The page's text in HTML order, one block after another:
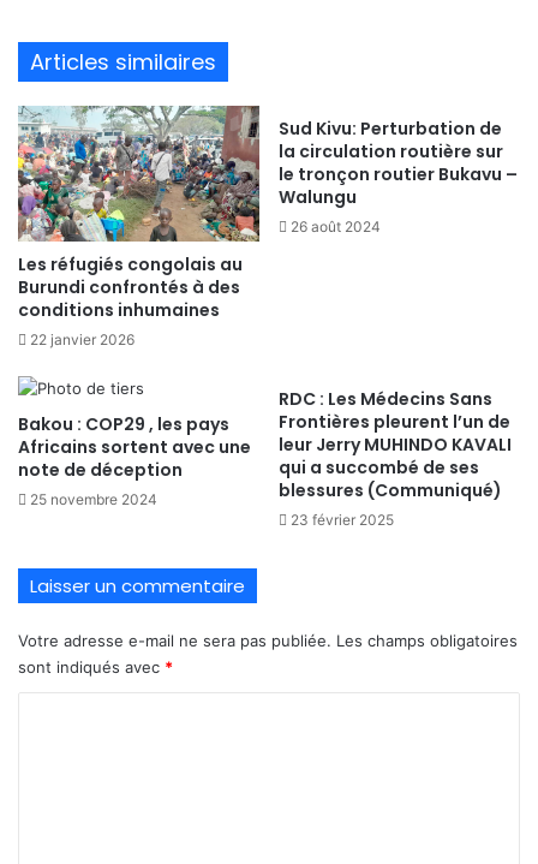
Articles similaires
Les réfugiés congolais au
Burundi confrontés à des
conditions inhumaines
22 janvier 2026
Sud Kivu: Perturbation de
la circulation routière sur
le tronçon routier Bukavu –
Walungu
26 août 2024
Bakou : COP29 , les pays
Africains sortent avec une
note de déception
25 novembre 2024
RDC : Les Médecins Sans
Frontières pleurent l’un de
leur Jerry MUHINDO KAVALI
qui a succombé de ses
blessures (Communiqué)
23 février 2025
Laisser un commentaire
Votre adresse e-mail ne sera pas publiée. Les champs obligatoires
sont indiqués avec *